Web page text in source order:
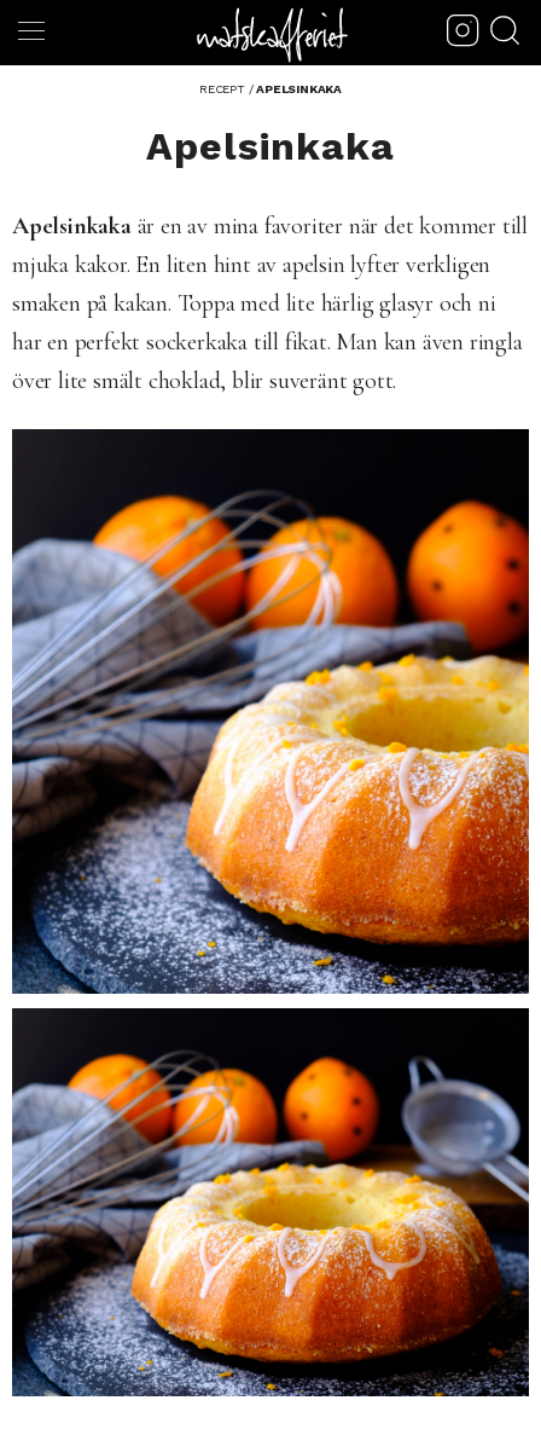
RECEPT/APELSINKAKA
Apelsinkaka
Apelsinkaka är en av mina favoriter när det kommer till
mjuka kakor. En liten hint av apelsin lyfter verkligen
smaken på kakan. Toppa med lite härlig glasyr och ni
har en perfekt sockerkaka till fikat. Man kan även ringla
över lite smält choklad, blir suveränt gott.